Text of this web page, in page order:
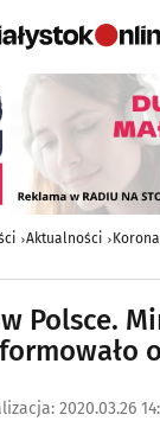
Aktualności
Polsce.
2020.03.26